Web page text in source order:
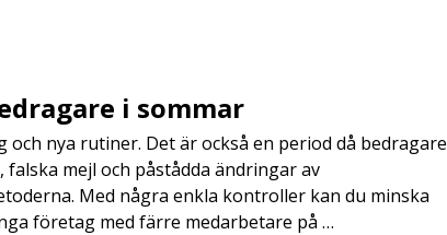
i sommar
nya rutiner. Det är också en period då bedragare
mejl och påstådda ändringar av
Med några enkla kontroller kan du minska
företag med färre medarbetare på …